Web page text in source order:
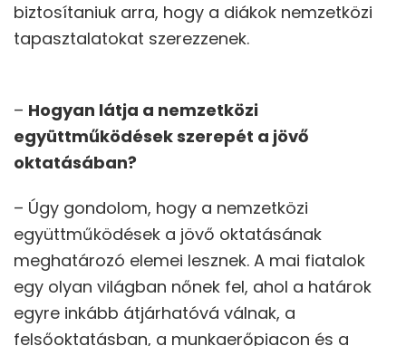
biztosítaniuk arra, hogy a diákok nemzetközi
tapasztalatokat szerezzenek.
– Hogyan látja a nemzetközi
együttműködések szerepét a jövő
oktatásában?
– Úgy gondolom, hogy a nemzetközi
együttműködések a jövő oktatásának
meghatározó elemei lesznek. A mai fiatalok
egy olyan világban nőnek fel, ahol a határok
egyre inkább átjárhatóvá válnak, a
felsőoktatásban, a munkaerőpiacon és a